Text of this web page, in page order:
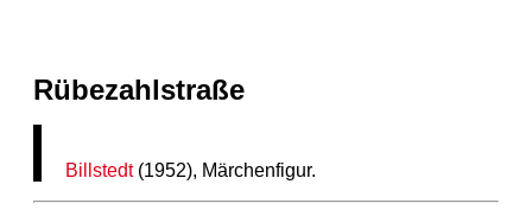
Rübezahlstraße
Billstedt(1952), Märchenfigur.